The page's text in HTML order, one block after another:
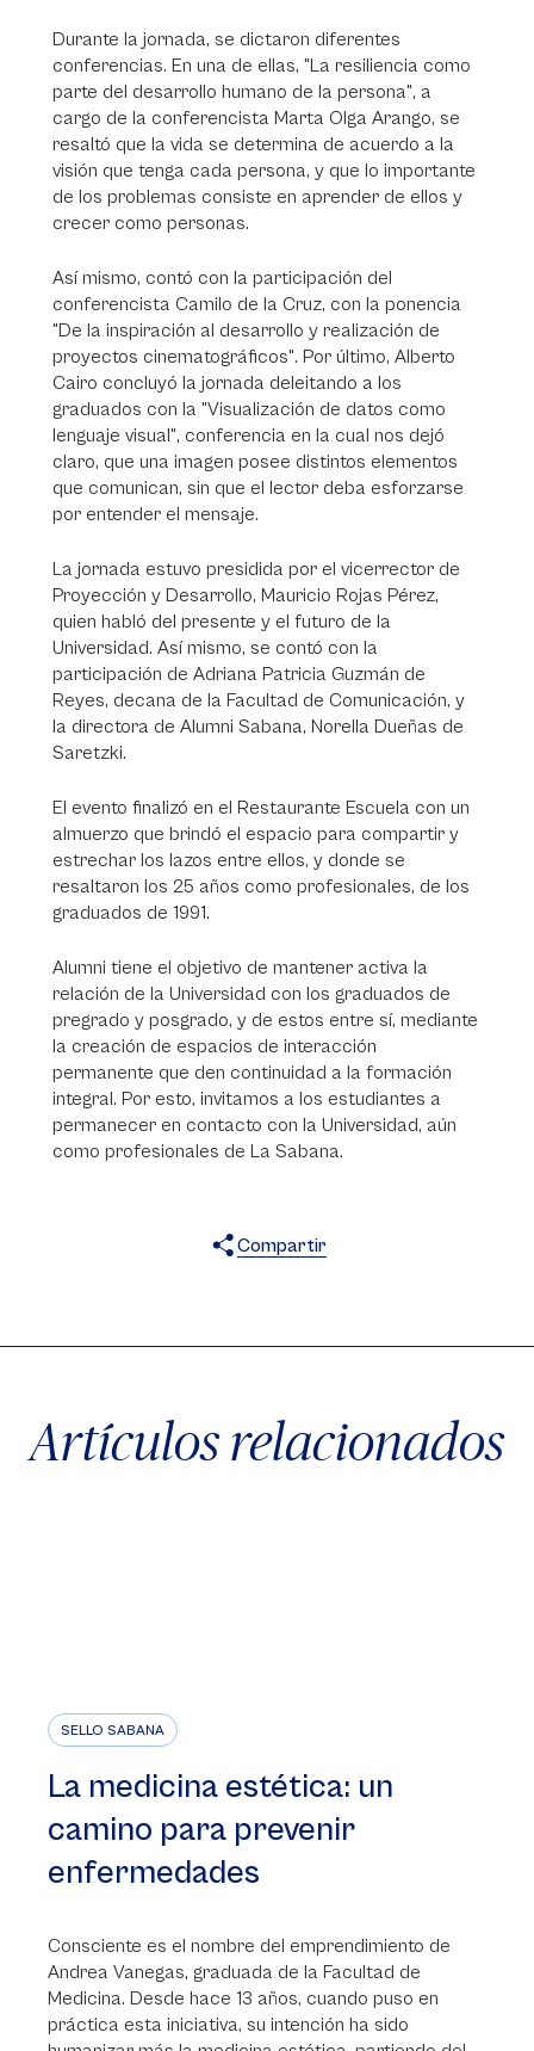
Durante la jornada, se dictaron diferentes
conferencias. En una de ellas, "La resiliencia como
parte del desarrollo humano de la persona", a
cargo de la conferencista Marta Olga Arango, se
resaltó que la vida se determina de acuerdo a la
visión que tenga cada persona, y que lo importante
de los problemas consiste en aprender de ellos y
crecer como personas.
Así mismo, contó con la participación del
conferencista Camilo de la Cruz, con la ponencia
"De la inspiración al desarrollo y realización de
proyectos cinematográficos". Por último, Alberto
Cairo concluyó la jornada deleitando a los
graduados con la "Visualización de datos como
lenguaje visual", conferencia en la cual nos dejó
claro, que una imagen posee distintos elementos
que comunican, sin que el lector deba esforzarse
por entender el mensaje.
La jornada estuvo presidida por el vicerrector de
Proyección y Desarrollo, Mauricio Rojas Pérez,
quien habló del presente y el futuro de la
Universidad. Así mismo, se contó con la
participación de Adriana Patricia Guzmán de
Reyes, decana de la Facultad de Comunicación, y
la directora de Alumni Sabana, Norella Dueñas de
Saretzki.
El evento finalizó en el Restaurante Escuela con un
almuerzo que brindó el espacio para compartir y
estrechar los lazos entre ellos, y donde se
resaltaron los 25 años como profesionales, de los
graduados de 1991.
Alumni tiene el objetivo de mantener activa la
relación de la Universidad con los graduados de
pregrado y posgrado, y de estos entre sí, mediante
la creación de espacios de interacción
permanente que den continuidad a la formación
integral. Por esto, invitamos a los estudiantes a
permanecer en contacto con la Universidad, aún
como profesionales de La Sabana.
Compartir
Artículos relacionados
SELLO SABANA
La medicina estética: un
camino para prevenir
enfermedades
Consciente es el nombre del emprendimiento de
Andrea Vanegas, graduada de la Facultad de
Medicina. Desde hace 13 años, cuando puso en
práctica esta iniciativa, su intención ha sido